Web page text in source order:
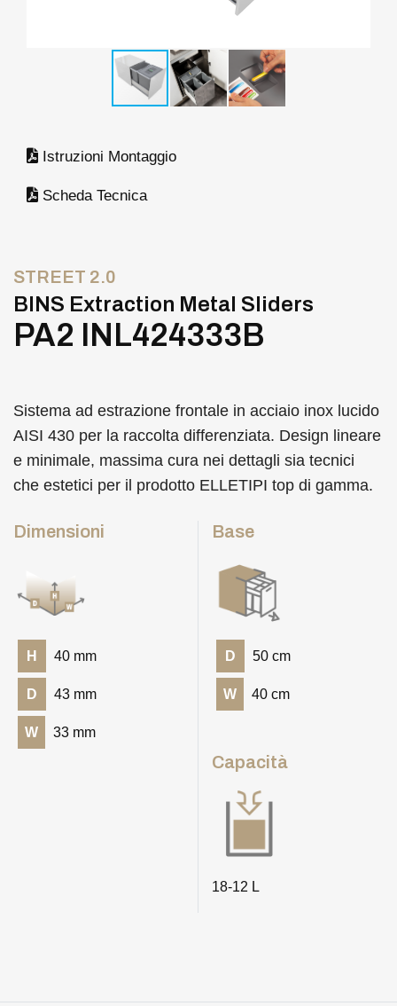
Istruzioni Montaggio
Scheda Tecnica
STREET 2.0
BINS Extraction Metal Sliders
PA2 INL424333B
Sistema ad estrazione frontale in acciaio inox lucido
AISI 430 per la raccolta differenziata. Design lineare
e minimale, massima cura nei dettagli sia tecnici
che estetici per il prodotto ELLETIPI top di gamma.
Dimensioni
H 40 mm
D 43 mm
W 33 mm
Base
D 50 cm
W 40 cm
Capacità
18-12 L